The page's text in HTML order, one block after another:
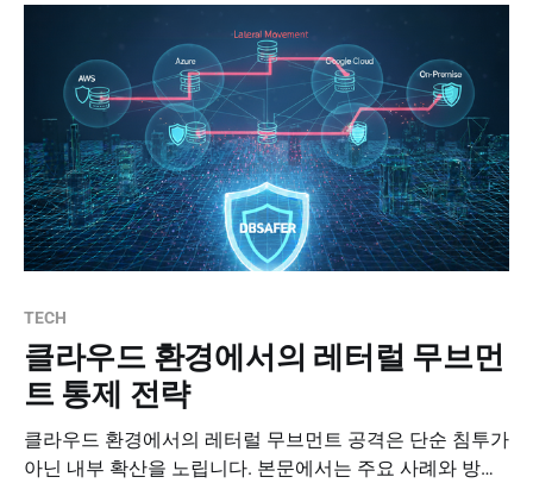
PNPSECURE · DBSAFER Cloud · Cloud Security · P-NAP ·
Kubernetes · Unified-IAM 피앤피시큐어(PNPSECURE)
TECH
클라우드 환경에서의 레터럴 무브먼
트 통제 전략
클라우드 환경에서의 레터럴 무브먼트 공격은 단순 침투가
아닌 내부 확산을 노립니다. 본문에서는 주요 사례와 방어